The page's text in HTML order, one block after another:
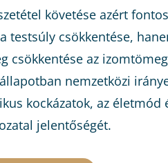
követése azért
testsúly csökkentése,
csökkentése az
nemzetközi
kockázatok, az életmód
jelentőségét.